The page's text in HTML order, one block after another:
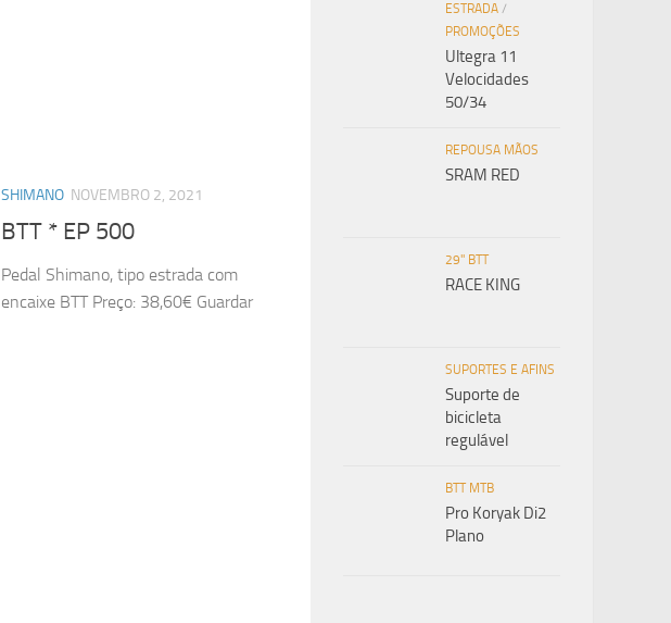
SHIMANO NOVEMBRO 2, 2021
BTT * EP 500
Pedal Shimano, tipo estrada com
encaixe BTT Preço: 38,60€ Guardar
ESTRADA /
PROMOÇÕES
Ultegra 11
Velocidades
50/34
REPOUSA MÃOS
SRAM RED
29" BTT
RACE KING
SUPORTES E AFINS
Suporte de
bicicleta
regulável
BTT MTB
Pro Koryak Di2
Plano